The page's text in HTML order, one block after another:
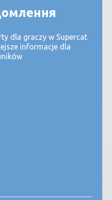
dla graczy w Supercat
informacje dla